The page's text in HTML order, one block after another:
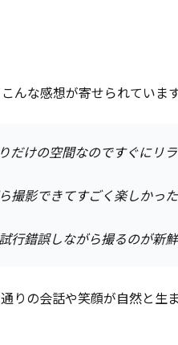
んな感想が寄せられています
だけの空間なのですぐにリ
撮影できてすごく楽しかった
行錯誤しながら撮るのが新鮮
りの会話や笑顔が自然と生